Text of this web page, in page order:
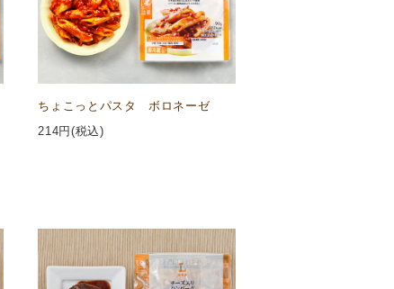
ちょこっとパスタ ボロネーゼ
214円(税込)